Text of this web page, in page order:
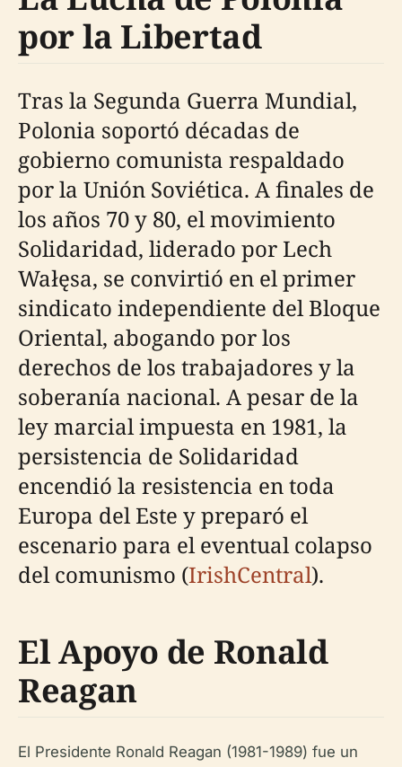
por la Libertad
Tras la Segunda Guerra Mundial,
Polonia soportó décadas de
gobierno comunista respaldado
por la Unión Soviética. A finales de
los años 70 y 80, el movimiento
Solidaridad, liderado por Lech
Wałęsa, se convirtió en el primer
sindicato independiente del Bloque
Oriental, abogando por los
derechos de los trabajadores y la
soberanía nacional. A pesar de la
ley marcial impuesta en 1981, la
persistencia de Solidaridad
encendió la resistencia en toda
Europa del Este y preparó el
escenario para el eventual colapso
del comunismo (IrishCentral).
El Apoyo de Ronald
Reagan
El Presidente Ronald Reagan (1981-1989) fue un